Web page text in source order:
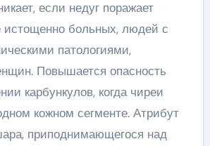
если недуг поражает
истощенно больных, людей с
патологиями,
Повышается опасность
карбункулов, когда чиреи
кожном сегменте. Атрибут
приподнимающегося над